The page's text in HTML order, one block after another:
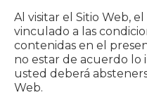
Al visitar el Sitio Web,
vinculado a las
contenidas en el
no estar de acuerdo lo
usted deberá
Web.